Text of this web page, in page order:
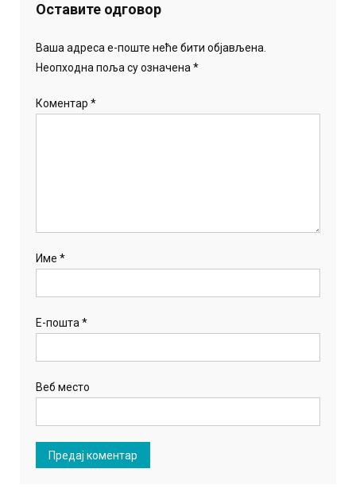
Оставите одговор
Ваша адреса е-поште неће бити објављена.
Неопходна поља су означена*
Коментар*
Име*
Е-пошта*
Веб место